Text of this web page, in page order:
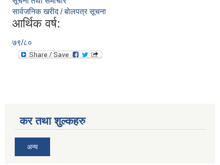
सार्वजनिक खरीद / बोलपत्र सूचना
आर्थिक वर्ष:
७९/८०
कर तथा शुल्कहरु
अन्य